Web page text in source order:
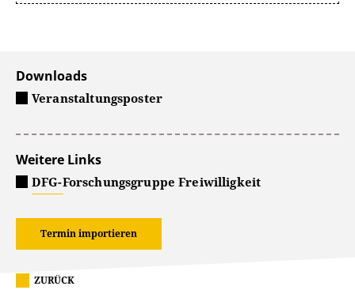
Downloads
Veranstaltungsposter
Weitere Links
DFG-Forschungsgruppe Freiwilligkeit
Termin importieren
ZURÜCK